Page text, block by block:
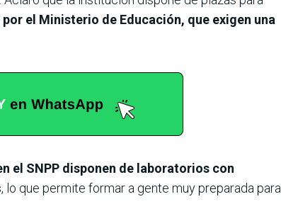
el Ministerio de Educación, que exigen una
el SNPP disponen de laboratorios con
que permite formar a gente muy preparada para